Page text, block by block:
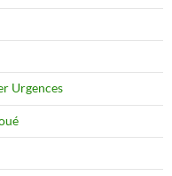
Urgences